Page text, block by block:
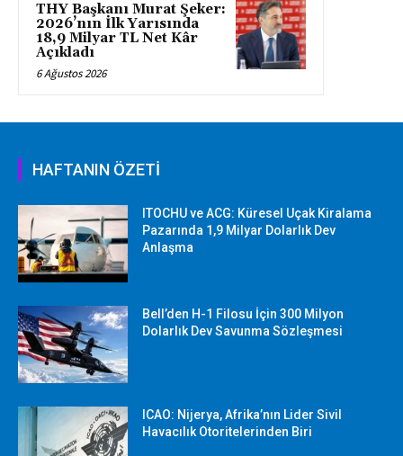
THY Başkanı Murat Şeker:
2026’nın İlk Yarısında
18,9 Milyar TL Net Kâr
Açıkladı
6 Ağustos 2026
HAFTANIN ÖZETİ
ITOCHU ve ACG: Küresel Uçak Kiralama
Pazarında 1,9 Milyar Dolarlık Dev
Anlaşma
Bell’den H-1 Filosu İçin 300 Milyon
Dolarlık Dev Savunma Sözleşmesi
ICAO: Nijerya, Afrika’nın Lider Sivil
Havacılık Otoritelerinden Biri